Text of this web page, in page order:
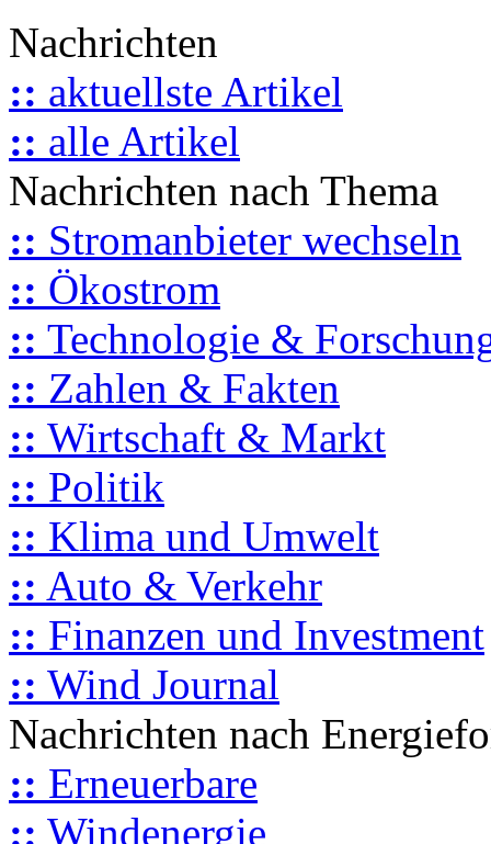
Nachrichten
:: aktuellste Artikel
:: alle Artikel
Nachrichten nach Thema
:: Stromanbieter wechseln
:: Ökostrom
:: Technologie &
:: Zahlen & Fakten
:: Wirtschaft & Markt
:: Politik
:: Klima und Umwelt
:: Auto & Verkehr
:: Finanzen und Investment
:: Wind Journal
Nachrichten nach
:: Erneuerbare
:: Windenergie